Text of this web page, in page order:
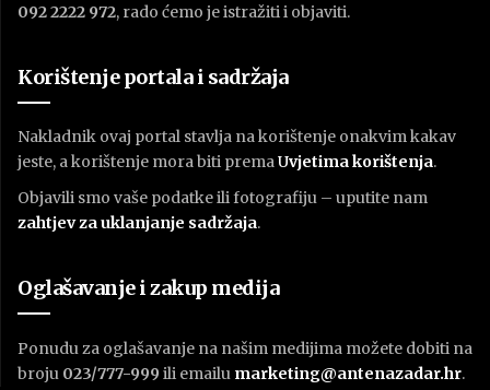
092 2222 972, rado ćemo je istražiti i objaviti.
Korištenje portala i sadržaja
Nakladnik ovaj portal stavlja na korištenje onakvim kakav
jeste, a korištenje mora biti premaUvjetima korištenja.
Objavili smo vaše podatke ili fotografiju – uputite nam
zahtjev za uklanjanje sadržaja.
Oglašavanje i zakup medija
Ponudu za oglašavanje na našim medijima možete dobiti na
broju 023/777-999 ili emailu marketing@antenazadar.hr.